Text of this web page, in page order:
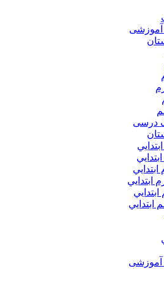
آموزشی
درسی
ابتدايي
ابتدايي
ابتدايي
آموزشی